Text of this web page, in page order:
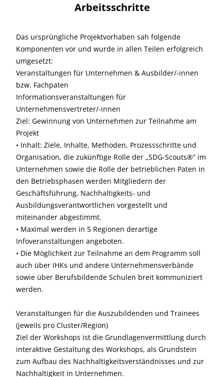
Arbeitsschritte
Das ursprüngliche Projektvorhaben sah folgende
Komponenten vor und wurde in allen Teilen erfolgreich
umgesetzt:
Veranstaltungen für Unternehmen & Ausbilder/-innen
bzw. Fachpaten
Informationsveranstaltungen für
Unternehmensvertreter/-innen
Ziel: Gewinnung von Unternehmen zur Teilnahme am
Projekt
• Inhalt: Ziele, Inhalte, Methoden, Prozessschritte und
Organisation, die zukünftige Rolle der „SDG-Scouts®“ im
Unternehmen sowie die Rolle der betrieblichen Paten in
den Betriebsphasen werden Mitgliedern der
Geschäftsführung, Nachhaltigkeits- und
Ausbildungsverantwortlichen vorgestellt und
miteinander abgestimmt.
• Maximal werden in 5 Regionen derartige
Infoveranstaltungen angeboten.
• Die Möglichkeit zur Teilnahme an dem Programm soll
auch über IHKs und andere Unternehmensverbände
sowie über Berufsbildende Schulen breit kommuniziert
werden.
Veranstaltungen für die Auszubildenden und Trainees
(jeweils pro Cluster/Region)
Ziel der Workshops ist die Grundlagenvermittlung durch
interaktive Gestaltung des Workshops, als Grundstein
zum Aufbau des Nachhaltigkeitsverständnisses und zur
Nachhaltigkeit in Unternehmen.